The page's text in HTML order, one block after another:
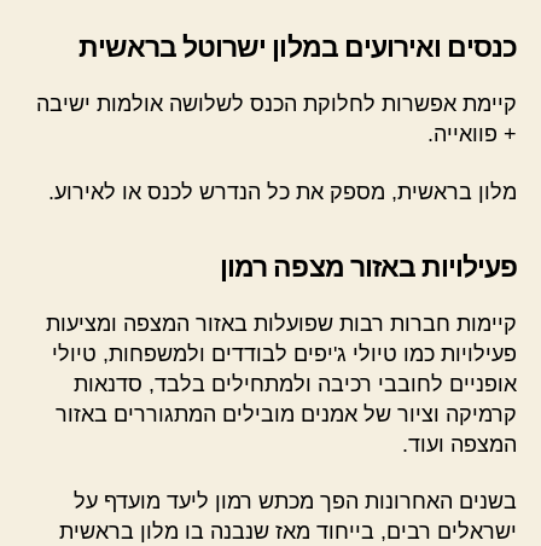
כנסים ואירועים במלון ישרוטל בראשית
קיימת אפשרות לחלוקת הכנס לשלושה אולמות ישיבה
+ פוואייה.
מלון בראשית, מספק את כל הנדרש לכנס או לאירוע.
פעילויות באזור מצפה רמון
קיימות חברות רבות שפועלות באזור המצפה ומציעות
פעילויות כמו טיולי ג'יפים לבודדים ולמשפחות, טיולי
אופניים לחובבי רכיבה ולמתחילים בלבד, סדנאות
קרמיקה וציור של אמנים מובילים המתגוררים באזור
המצפה ועוד.
בשנים האחרונות הפך מכתש רמון ליעד מועדף על
ישראלים רבים, בייחוד מאז שנבנה בו מלון בראשית